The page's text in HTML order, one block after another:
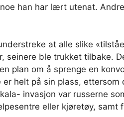
han har lært utenat.
at alle slike
seinere ble trukket tilbake.
plan om å sprenge en
helt på sin plass,
invasjon var russerne
eller kjøretøy, samt